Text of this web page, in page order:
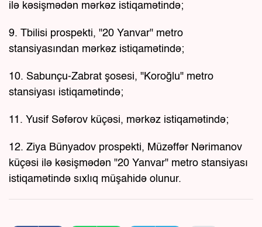
ilə kəsişmədən mərkəz istiqamətində;
9. Tbilisi prospekti, "20 Yanvar" metro
stansiyasından mərkəz istiqamətində;
10. Sabunçu-Zabrat şosesi, "Koroğlu" metro
stansiyası istiqamətində;
11. Yusif Səfərov küçəsi, mərkəz istiqamətində;
12. Ziya Bünyadov prospekti, Müzəffər Nərimanov
küçəsi ilə kəsişmədən "20 Yanvar" metro stansiyası
istiqamətində sıxlıq müşahidə olunur.